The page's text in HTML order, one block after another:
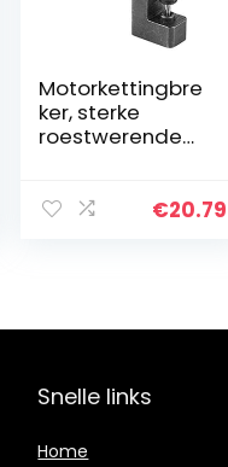
Motorkettingbre
ker, sterke
roestwerende
der met hoge
€20.79
Snelle links
Home